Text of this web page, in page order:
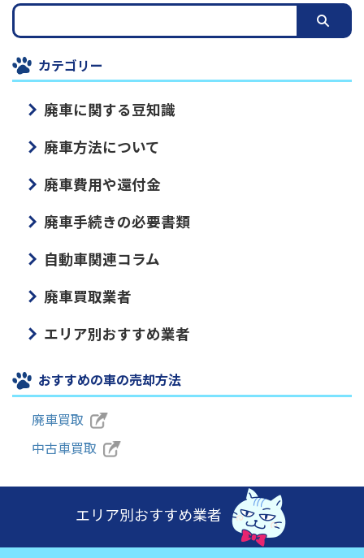
カテゴリー
廃車に関する豆知識
廃車方法について
廃車費用や還付金
廃車手続きの必要書類
自動車関連コラム
廃車買取業者
エリア別おすすめ業者
おすすめの車の売却方法
廃車買取
中古車買取
エリア別おすすめ業者